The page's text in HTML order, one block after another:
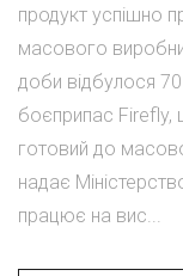
продукт успішно
масового
доби відбулося
боєприпас Firefly,
готовий до
надає
працює на вис...